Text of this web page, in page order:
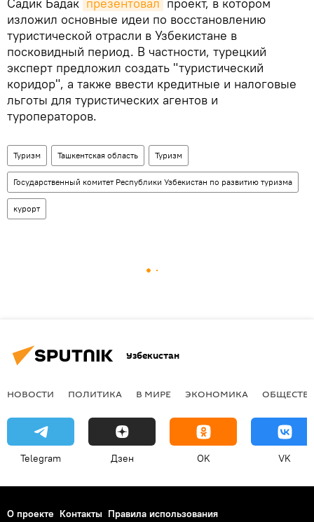
изложил основные идеи по восстановлению
туристической отрасли в Узбекистане в
посковидный период. В частности, турецкий
эксперт предложил создать "туристический
коридор", а также ввести кредитные и налоговые
льготы для туристических агентов и
туроператоров.
Туризм Ташкентская область Туризм
Государственный комитет Республики Узбекистан по развитию туризма
курорт
Узбекистан
НОВОСТИ ПОЛИТИКА В МИРЕ ЭКОНОМИКА
Telegram Дзен OK VK
О проекте Контакты Правила использования